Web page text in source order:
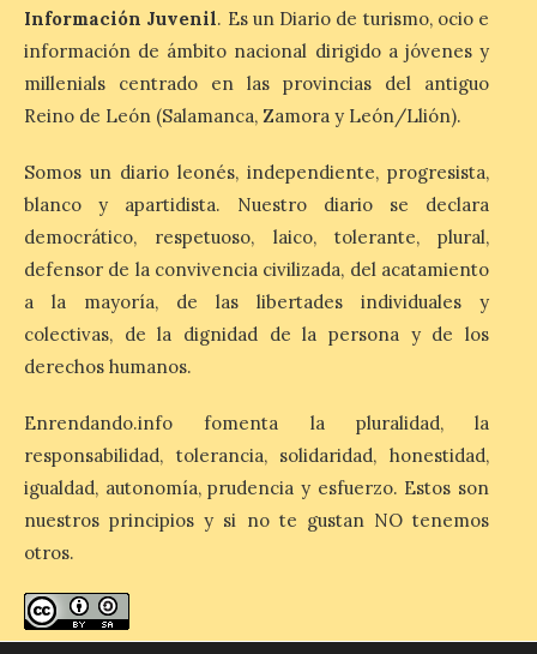
León es la provincia más
pero también una de las
más agotadas: solo un 4%
de alojamientos libres.
Zamora, Palencia y Álava son las
esas […]
El eclipse genera un boom
de reservas hoteleras y
precios desorbitados,
según SiteMinder
Asturias lidera el impacto
del fenómeno, con el
mayor aumento en
reservas, precios y
auge de la demanda redefine la
estancias más breves en torno al evento.
Madrid, 7 agosto de […]
Información Juvenil. Es un Diario de turismo, ocio e
información de ámbito nacional dirigido a jóvenes y
millenials centrado en las provincias del antiguo
Reino de León (Salamanca, Zamora y León/Llión).
Somos un diario leonés, independiente, progresista,
blanco y apartidista. Nuestro diario se declara
democrático, respetuoso, laico, tolerante, plural,
defensor de la convivencia civilizada, del acatamiento
a la mayoría, de las libertades individuales y
colectivas, de la dignidad de la persona y de los
derechos humanos.
Enrendando.info fomenta la pluralidad, la
responsabilidad, tolerancia, solidaridad, honestidad,
igualdad, autonomía, prudencia y esfuerzo. Estos son
nuestros principios y si no te gustan NO tenemos
otros.